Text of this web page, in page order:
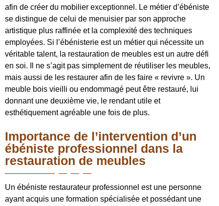
afin de créer du mobilier exceptionnel. Le métier d’ébéniste
se distingue de celui de menuisier par son approche
artistique plus raffinée et la complexité des techniques
employées. Si l’ébénisterie est un métier qui nécessite un
véritable talent, la restauration de meubles est un autre défi
en soi. Il ne s’agit pas simplement de réutiliser les meubles,
mais aussi de les restaurer afin de les faire « revivre ». Un
meuble bois vieilli ou endommagé peut être restauré, lui
donnant une deuxième vie, le rendant utile et
esthétiquement agréable une fois de plus.
Importance de l’intervention d’un
ébéniste professionnel dans la
restauration de meubles
Un ébéniste restaurateur professionnel est une personne
ayant acquis une formation spécialisée et possédant une